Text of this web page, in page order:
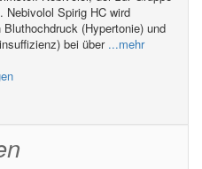
Nebivolol Spirig HC wird
(Hypertonie) und
bei über ...mehr